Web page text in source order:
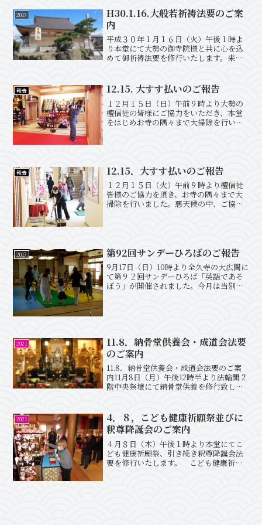
2017
H30.1.16.大般若祈祷法要のご案
内
平成３０年１月１６日（火）午後１時よ
り本堂にて大勢の御寺院様と共に心を込
めて御祈祷法要を修行いたします。来年
報告 12.15. 大すす払いのご報告
１２月１５日（日）午前９時より大勢の
檀信徒の皆様にご協力をいただき、本堂
をはじめお寺の隅々まで大掃除を行いま
報告 12.15．大すす払いのご報告
１２月１５日（火）午前９時より檀信徒
皆様のご協力を頂き、お寺の隅々まで大
掃除を行いました。悪天候の中、ご協力
2017 第92回サンデーひろばのご報告
9月17日（日）10時より全久寺の大広間に
て第９２回サンデーひろば「英語であそ
ぼう」が開催されました。今月は当別キ
2021
11.8．納骨堂供養会・成道会法要
のご案内
11.8．納骨堂供養会・成道会法要のご案
内11月8日（月）午後12時半より法輪閣２
階中央祭壇にて納骨堂供養を修行致しま
お悟りを開かれた仏教誕生を記念する成
道会法要を修行...
2021
4．８，こども健康祈願祭並びに
釈尊降誕会のご案内
４月８日（木）午後１時より本堂にてこ
ども健康祈願祭、引き続き釈尊降誕会法
要を修行いたします。 こども健康祈願